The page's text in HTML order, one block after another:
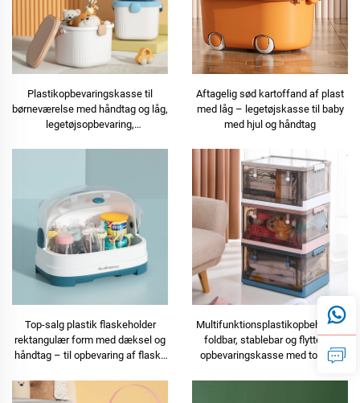
Plastikopbevaringskasse til
børneværelse med håndtag og låg,
legetøjsopbevaring,
Aftagelig sød kartoffand af plast
med låg – legetøjskasse til baby
med hjul og håndtag
Top-salg plastik flaskeholder
rektangulær form med dæksel og
håndtag – til opbevaring af flaske
Multifunktionsplastikopbeholder,
foldbar, stablebar og flyttebar
opbevaringskasse med top- og